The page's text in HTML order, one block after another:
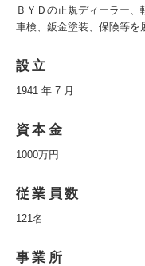
ＢＹＤの正規ディーラー
車検、鈑金塗装、保険等を
設立
1941 年 7 月
資本金
1000万円
従業員数
121名
事業所